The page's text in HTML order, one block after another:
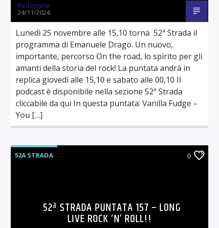
Redazione
24/11/2024
Lunedì 25 novembre alle 15,10 torna 52ª Strada il
programma di Emanuele Drago. Un nuovo,
importante, percorso On the road, lo spirito per gli
amanti della storia del rock! La puntata andrà in
replica giovedì alle 15,10 e sabato alle 00,10 Il
podcast è disponibile nella sezione 52ª Strada
cliccabile da qui In questa puntata: Vanilla Fudge –
You […]
52A STRADA 0
52ª STRADA PUNTATA 157 – LONG
LIVE ROCK ‘N’ ROLL!!